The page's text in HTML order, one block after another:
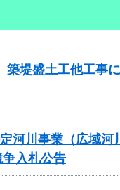
堤盛土工他工事
河川事業（広域河
入札公告